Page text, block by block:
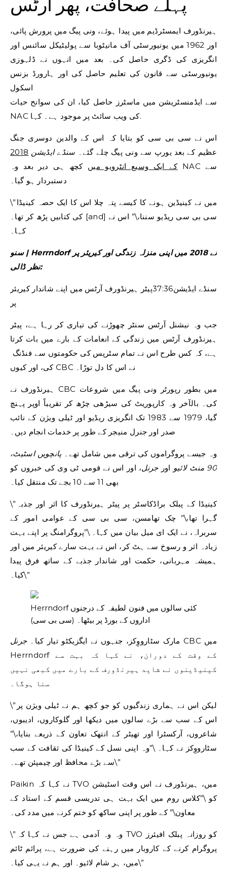
پہلے صحافت، پھر آرٹس
ہیرنڈورف ایمسٹرڈیم میں پیدا ہوئے، ونی پیگ میں پرورش پائی،
اور 1962 میں یونیورسٹی آف مانیٹوبا سے پولیٹیکل سائنس اور
انگریزی کی ڈگری حاصل کی۔ بعد میں انہوں نے ڈلہوزی
یونیورسٹی سے قانون کی تعلیم حاصل کی اور ہارورڈ بزنس
اسکول
سے ایڈمنسٹریشن میں ماسٹرز حاصل کیا، ان کی سوانح حیات
NAC کی ویب سائٹ پر موجود ہے۔ کہا.
اس نے سی بی سی کو بتایا کہ اس کے والدین دوسری جنگ
عظیم کے بعد یورپ سے ونی پیگ چلے گئے۔ سنڈے ایڈیشن 2018
کے ایک وسیع انٹرویو میں کچھ ہی دیر بعد وہ NAC سے
دستبردار ہو گیا۔
\”میں نے کینیڈین ہونے کا کیسے پتہ چلا اس کا ایک حصہ کینیڈا
کی کتابیں پڑھ کر تھا۔ [and] سی بی سی ریڈیو سننا،\” اس نے
کہا۔
سنو | Herrndorf نے 2018 میں اپنی منزلہ زندگی اور کیریئر پر
نظر ڈالی:
سنڈے ایڈیشن37:36پیٹر ہیرنڈورف آرٹس میں اپنے شاندار کیریئر
پر
جب وہ نیشنل آرٹس سنٹر چھوڑنے کی تیاری کر رہا ہے، پیٹر
ہیرنڈورف آرٹس میں زندگی کے انعامات کے بارے میں بات کرتا
ہے، کہ کس طرح اس نے تمام سٹرپس کی حکومتوں سے فنڈنگ ​​
کی، اور کیوں CBC نے اس کا دل توڑا۔
ہیرنڈورف نے CBC میں بطور رپورٹر ونی پیگ میں شروعات
کی۔ بالآخر وہ کارپوریٹ کی سیڑھی چڑھ کر تقریباً اوپر پہنچ
گیا، 1979 سے 1983 تک انگریزی ریڈیو اور ٹیلی ویژن کے نائب
صدر اور جنرل منیجر کے طور پر خدمات انجام دیں۔
وہ جیسے پروگراموں کی ترقی میں شامل تھے۔ پانچویں اسٹیٹ،
90 منٹ لائیو
اورجرنل، اور اس نے قومی ٹی وی کی خبروں کو
بھی 11 سے 10 بجے تک منتقل کیا۔
\”کینیڈا کے پبلک براڈکاسٹر پر پیٹر ہیرنڈورف کا اثر اور جذبہ
گہرا تھا،\” چک تھامسن، سی بی سی کے عوامی امور کے
سربراہ، نے ایک ای میل بیان میں کہا۔ \”پروگرامنگ پر اپنے بہت
زیادہ اثر و رسوخ سے ہٹ کر، اس نے بہت سارے کیریئر میں اور
ہمیشہ مہربانی، حکمت اور شاندار جذبے کے ساتھ فرق پیدا
کیا۔\”
Herrndorf کئی سالوں میں فنون لطیفہ کے درجنوں
اداروں کے بورڈ پر بیٹھا۔ (سی بی سی)
مارک سٹارووِکز، جنہوں نے ایگزیکٹو تیار کیا۔جرنل
CBC میں
Herrndorf کے وقت کے دوران، نے کہا کہ بہت سے
کینیڈینوں نے شاید ہیرنڈورف کے بارے میں کبھی نہیں
سنا ہوگا۔
\”لیکن اس نے ہماری زندگیوں کو جو کچھ ہم نے ٹیلی ویژن پر
اس کے سب سے بڑے سالوں میں دیکھا اور گلوکاروں، ادیبوں،
شاعروں، آرکسٹرا اور تھیٹر کے انتھک تعاون کے ذریعے بنایا،\”
سٹارووِکز نے کہا۔ \”وہ اپنی نسل کے کینیڈا کی ثقافت کے سب
سے بڑے محافظ اور چیمپئن تھے۔\”
Paikin نے کہا کہ TVO میں، ہیرنڈورف نے اس وقت اسٹیشن
کو \”کلاس روم میں ایک بہت ہی تدریسی قسم کے استاد کے
معاون\” کے طور پر اپنی ساکھ کو ختم کرنے میں مدد کی۔
\”وہ وہ آدمی ہے جس نے کہا کہ TVO کو روزانہ پبلک افیئرز
پروگرام کرنے کے کاروبار میں رہنے کی ضرورت ہے، پرائم ٹائم
میں، ہر شام لائیو۔ اور ہم نے یہی کیا۔\”